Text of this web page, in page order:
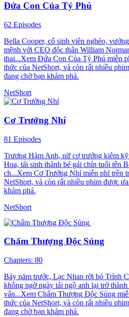
Đứa Con Của Tỷ Phú
62 Episodes
Bella Cooper, cô sinh viên nghèo,
mệnh với CEO độc thân William
thai...Xem Đứa Con Của Tỷ Phú miễn
thức của NetShort, và còn rất nhiều
đang chờ bạn khám phá.
NetShort
Cơ Trưởng Nhí
81 Episodes
Trương Hàm Anh, nữ cơ trưởng kiêm
Hoa, tái sinh thành bé gái chín tuổi tên
ch...Xem Cơ Trưởng Nhí miễn phí trên
NetShort, và còn rất nhiều phim được
khám phá.
NetShort
Chẩm Thượng Độc Sủng
Chapters: 80
Bảy năm trước, Lạc Nhan rời bỏ Trình
không ngờ ngày tái ngộ anh lại trở
vấn...Xem Chẩm Thượng Độc Sủng
thức của NetShort, và còn rất nhiều
đang chờ bạn khám phá.